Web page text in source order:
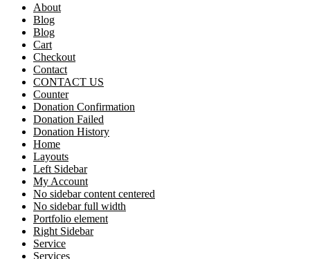
About
Blog
Blog
Cart
Checkout
Contact
CONTACT US
Counter
Donation Confirmation
Donation Failed
Donation History
Home
Layouts
Left Sidebar
My Account
No sidebar content centered
No sidebar full width
Portfolio element
Right Sidebar
Service
Services